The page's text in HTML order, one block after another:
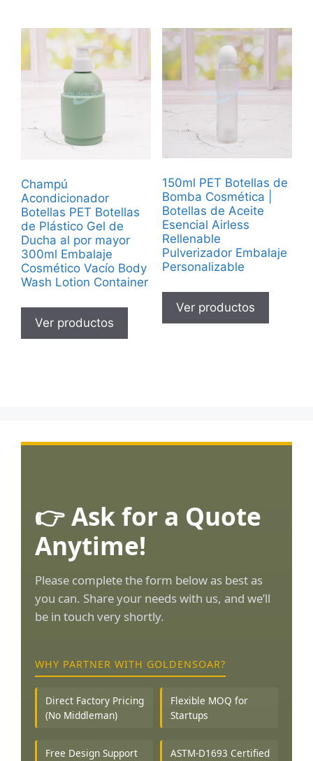
Champú
Acondicionador
Botellas PET Botellas
de Plástico Gel de
Ducha al por mayor
300ml Embalaje
Cosmético Vacío Body
Wash Lotion Container
Ver productos
150ml PET Botellas de
Bomba Cosmética |
Botellas de Aceite
Esencial Airless
Rellenable
Pulverizador Embalaje
Personalizable
Ver productos
👉 Ask for a Quote
Anytime!
Please complete the form below as best as
you can. Share your needs with us, and we’ll
be in touch very shortly.
WHY PARTNER WITH GOLDENSOAR?
Direct Factory Pricing
(No Middleman)
Flexible MOQ for
Startups
Free Design Support ASTM-D1693 Certified